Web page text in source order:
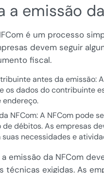
a emissão
é um processo
devem seguir
fiscal.
antes da emissão:
os dados do contribuinte
endereço.
NFCom: A NFCom pode
débitos. As empresas
necessidades e
emissão da NFCom
técnicas exigidas. As